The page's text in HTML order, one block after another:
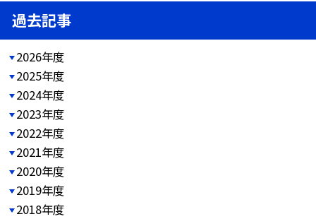
過去記事
2026年度
2025年度
2024年度
2023年度
2022年度
2021年度
2020年度
2019年度
2018年度